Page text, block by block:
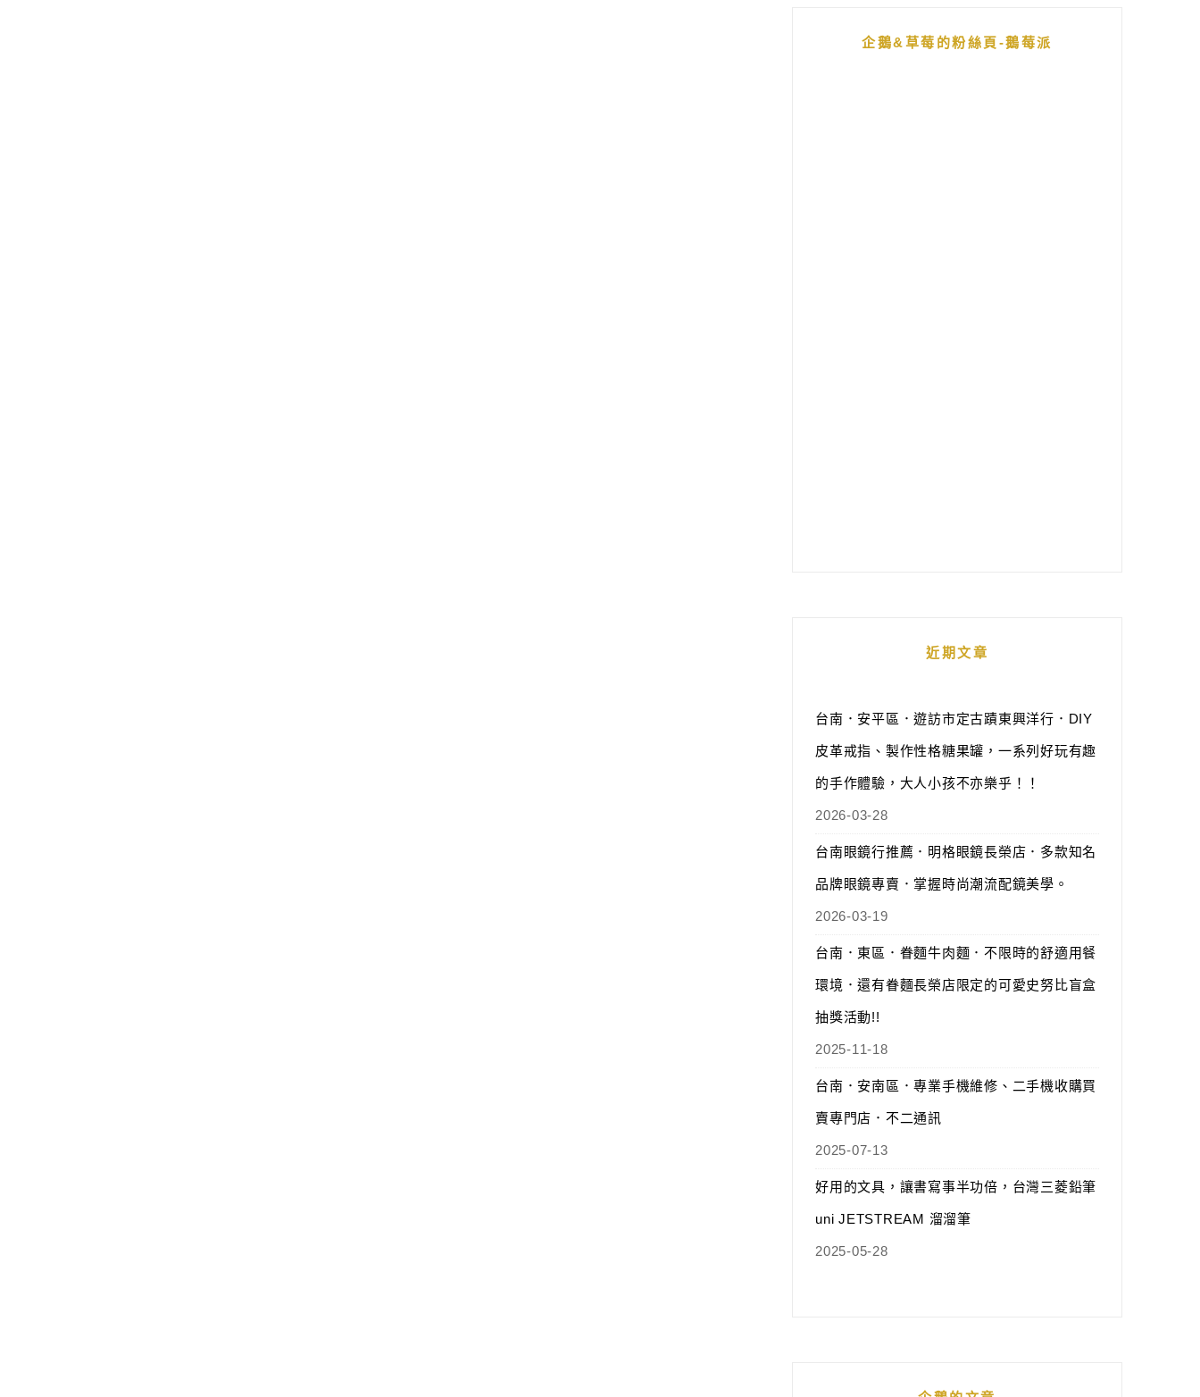
企鵝&草莓的粉絲頁-鵝莓派
近期文章
台南．安平區．遊訪市定古蹟東興洋行．DIY
皮革戒指、製作性格糖果罐，一系列好玩有趣
的手作體驗，大人小孩不亦樂乎！！
2026-03-28
台南眼鏡行推薦．明格眼鏡長榮店．多款知名
品牌眼鏡專賣．掌握時尚潮流配鏡美學。
2026-03-19
台南．東區．眷麵牛肉麵．不限時的舒適用餐
環境．還有眷麵長榮店限定的可愛史努比盲盒
抽獎活動!!
2025-11-18
台南．安南區．專業手機維修、二手機收購買
賣專門店．不二通訊
2025-07-13
好用的文具，讓書寫事半功倍，台灣三菱鉛筆
uni JETSTREAM 溜溜筆
2025-05-28